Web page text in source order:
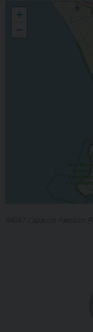
Esercizi spirituali per i diaconi
+
−